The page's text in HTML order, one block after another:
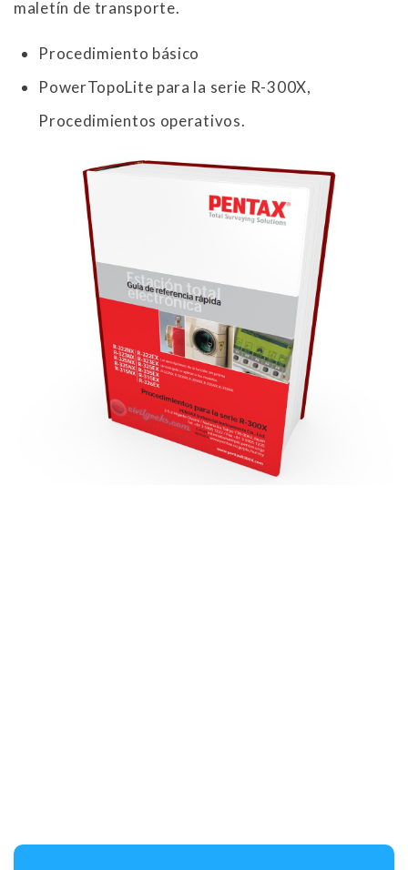
maletín de transporte.
Procedimiento básico
PowerTopoLite para la serie R-300X,
Procedimientos operativos.